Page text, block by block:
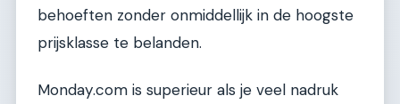
behoeften zonder onmiddellijk in de hoogste
prijsklasse te belanden.
Monday.com is superieur als je veel nadruk